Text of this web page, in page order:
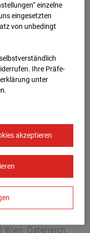
Wien, Österreich,
einzelne
eingesetzten
von unbedingt
Ihre Prä­fe­
unter
akzeptieren